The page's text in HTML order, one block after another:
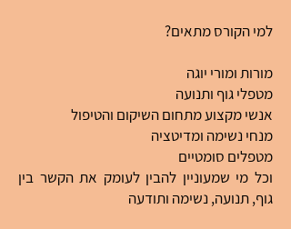
למי הקורס מתאים?
מורות ומורי יוגה
מטפלי גוף ותנועה
אנשי מקצוע מתחום השיקום והטיפול
מנחי נשימה ומדיטציה
מטפלים סומטיים
וכל מי שמעוניין להבין לעומק את הקשר בין
גוף, תנועה, נשימה ותודעה